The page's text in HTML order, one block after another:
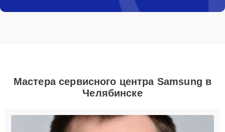
Мастера сервисного центра Samsung в
Челябинске